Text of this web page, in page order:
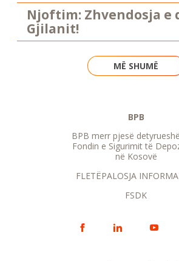
Njoftim: Zhvendosja e
Gjilanit!
MË SHUMË
BPB
BPB merr pjesë
Fondin e Sigurimit të
në Kosovë
FLETËPALOSJA
FSDK